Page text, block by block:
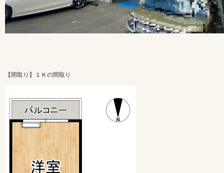
【間取り】１Ｋの間取り